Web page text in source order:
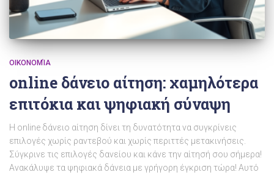
ΟΙΚΟΝΟΜΊΑ
online δάνειο αίτηση: χαμηλότερα
επιτόκια και ψηφιακή σύναψη
Η online δάνειο αίτηση δίνει τη δυνατότητα να συγκρίνεις
επιλογές χωρίς ραντεβού και χωρίς περιττές μετακινήσεις.
Σύγκρινε τις επιλογές δανείου και κάνε την αίτησή σου σήμερα!
Ανακάλυψε τα ψηφιακά δάνεια με γρήγορη έγκριση τώρα! Αυτό